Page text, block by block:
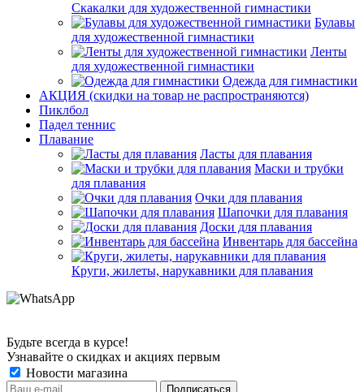
Скакалки для художественной гимнастики
Булавы
для художественной гимнастики
Ленты
для художественной гимнастики
Одежда для гимнастики
АКЦИЯ (скидки на товар не распространяются)
Пиклбол
Падел теннис
Плавание
Ласты для плавания
Маски и трубки
для плавания
Очки для плавания
Шапочки для плавания
Доски для плавания
Инвентарь для бассейна
Круги, жилеты, нарукавники для плавания
Будьте всегда в курсе!
Узнавайте о скидках и акциях первым
Новости магазина